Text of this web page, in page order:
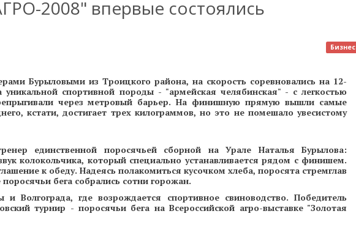
2008" впервые состоялись
Бизнес
Бурыловыми из Троицкого района, на скорость соревновались на 12-
спортивной породы - "армейская челябинская" - с легкостью
через метровый барьер. На финишную прямую вышли самые
кстати, достигает трех килограммов, но это не помешало увесистому
единственной поросячьей сборной на Урале Наталья Бурылова:
колокольчика, который специально устанавливается рядом с финишем.
к обеду. Надеясь полакомиться кусочком хлеба, поросята стремглав
бега собрались сотни горожан.
Волгограда, где возрождается спортивное свиноводство. Победитель
турнир - поросячьи бега на Всероссийской агро-выставке "Золотая